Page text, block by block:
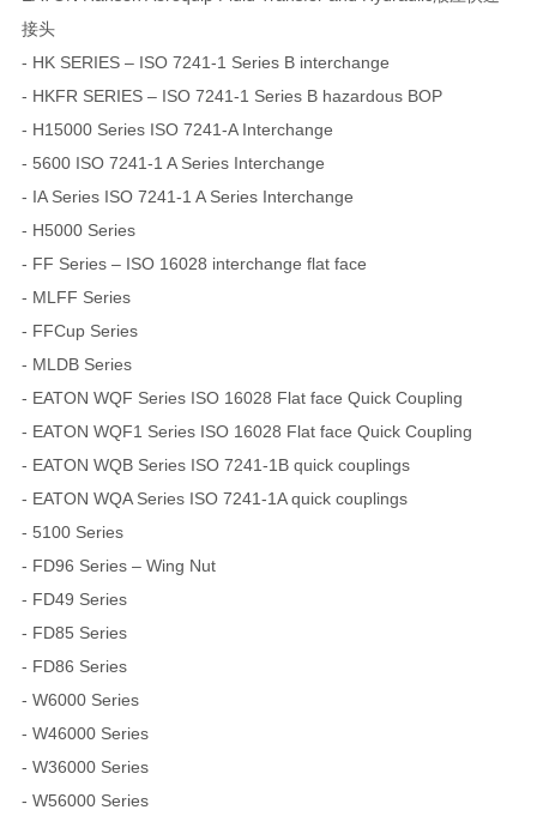
接头
- HK SERIES – ISO 7241-1 Series B interchange
- HKFR SERIES – ISO 7241-1 Series B hazardous BOP
- H15000 Series ISO 7241-A Interchange
- 5600 ISO 7241-1 A Series Interchange
- IA Series ISO 7241-1 A Series Interchange
- H5000 Series
- FF Series – ISO 16028 interchange flat face
- MLFF Series
- FFCup Series
- MLDB Series
- EATON WQF Series ISO 16028 Flat face Quick Coupling
- EATON WQF1 Series ISO 16028 Flat face Quick Coupling
- EATON WQB Series ISO 7241-1B quick couplings
- EATON WQA Series ISO 7241-1A quick couplings
- 5100 Series
- FD96 Series – Wing Nut
- FD49 Series
- FD85 Series
- FD86 Series
- W6000 Series
- W46000 Series
- W36000 Series
- W56000 Series